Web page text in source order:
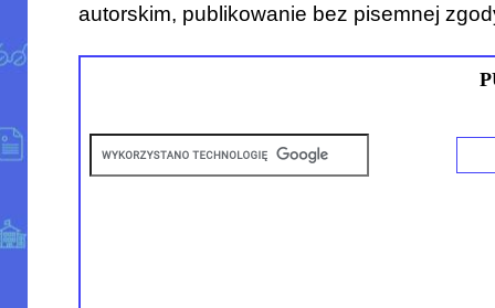
autorskim, publikowanie bez pisemnej